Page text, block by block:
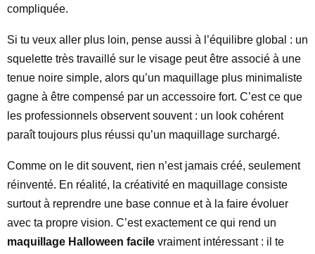
compliquée.
Si tu veux aller plus loin, pense aussi à l’équilibre global : un
squelette très travaillé sur le visage peut être associé à une
tenue noire simple, alors qu’un maquillage plus minimaliste
gagne à être compensé par un accessoire fort. C’est ce que
les professionnels observent souvent : un look cohérent
paraît toujours plus réussi qu’un maquillage surchargé.
Comme on le dit souvent, rien n’est jamais créé, seulement
réinventé. En réalité, la créativité en maquillage consiste
surtout à reprendre une base connue et à la faire évoluer
avec ta propre vision. C’est exactement ce qui rend un
maquillage Halloween facile vraiment intéressant : il te